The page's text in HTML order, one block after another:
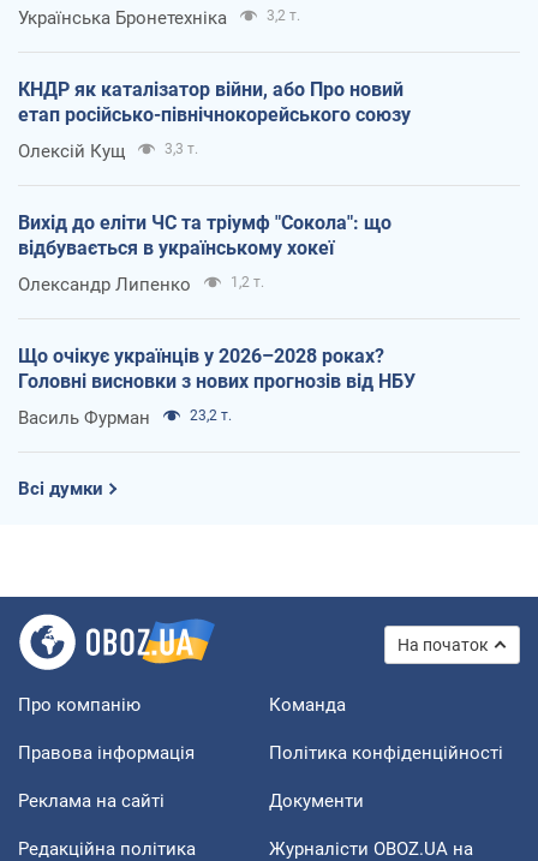
Українська Бронетехніка 3,2 т.
КНДР як каталізатор війни, або Про новий
етап російсько-північнокорейського союзу
Олексій Кущ 3,3 т.
Вихід до еліти ЧС та тріумф "Сокола": що
відбувається в українському хокеї
Олександр Липенко 1,2 т.
Що очікує українців у 2026–2028 роках?
Головні висновки з нових прогнозів від НБУ
Василь Фурман 23,2 т.
Всі думки
На початок
Про компанію Команда
Правова інформація Політика конфіденційності
Реклама на сайті Документи
Редакційна політика
Журналісти OBOZ.UA на